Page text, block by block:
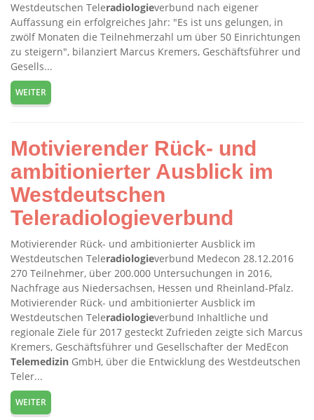
Westdeutschen Teleradiologieverbund nach eigener
Auffassung ein erfolgreiches Jahr: "Es ist uns gelungen, in
zwölf Monaten die Teilnehmerzahl um über 50 Einrichtungen
zu steigern", bilanziert Marcus Kremers, Geschäftsführer und
Gesells...
WEITER
Motivierender Rück- und
ambitionierter Ausblick im
Westdeutschen
Teleradiologieverbund
Motivierender Rück- und ambitionierter Ausblick im
Westdeutschen Teleradiologieverbund Medecon 28.12.2016
270 Teilnehmer, über 200.000 Untersuchungen in 2016,
Nachfrage aus Niedersachsen, Hessen und Rheinland-Pfalz.
Motivierender Rück- und ambitionierter Ausblick im
Westdeutschen Teleradiologieverbund Inhaltliche und
regionale Ziele für 2017 gesteckt Zufrieden zeigte sich Marcus
Kremers, Geschäftsführer und Gesellschafter der MedEcon
Telemedizin GmbH, über die Entwicklung des Westdeutschen
Teler...
WEITER